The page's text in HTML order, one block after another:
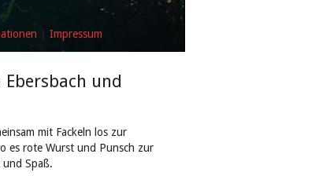
und
mit Fackeln los zur
es rote Wurst und Punsch zur
Spaß.
| Impressum